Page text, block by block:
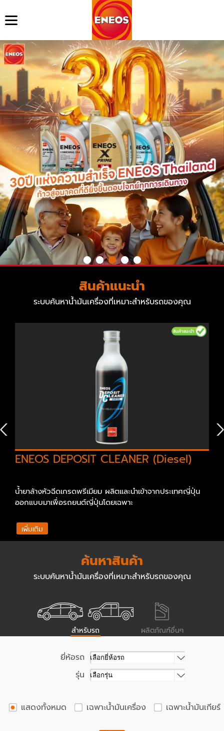
หน้าแรก
ข้อมูลบริษัท
สินค้า
ข่าวสาร
เสียงจากลูกค้า
ดาวน์โหลด
ค้นหาตัวแทนจำหน่าย
คำถามที่พบบ่อย
ติดต่อเรา
สินค้าแนะนำ
ระบบค้นหาน้ำมันเครื่องที่เหมาะสำหรับรถของคุณ
ENEOS DEPOSIT CLEANER (Diesel)
น้ำยาล้างหัวฉีดเกรดพรีเมียม ผลิตและนำเข้าจากประเทศญี่ปุ่น
ออกแบบมาเพื่อรถยนต์ญี่ปุ่นโดยเฉพาะ
เพิ่มเติม
ค้นหาสินค้า
ระบบค้นหาน้ำมันเครื่องที่เหมาะสำหรับรถของคุณ
สำหรับรถ ผลิตภัณฑ์อื่นๆ
ยี่ห้อรถ
รุ่น
แสดงทั้งหมด เฉพาะน้ำมันเครื่อง เฉพาะน้ำมันเกียร์